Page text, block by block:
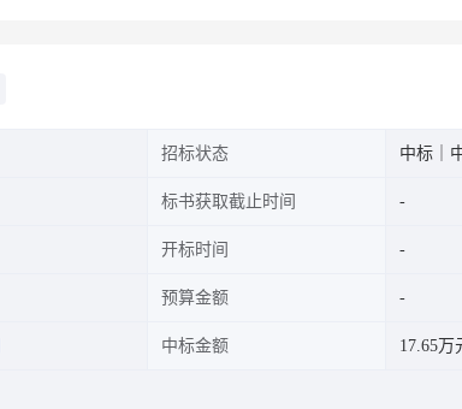
招标状态 中标｜
标书获取截止时间
开标时间
预算金额
中标金额 17.65万